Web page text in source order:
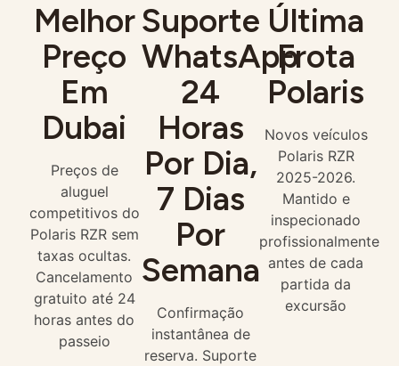
Melhor
Preço
Em
Dubai
Preços de
aluguel
competitivos do
Polaris RZR sem
taxas ocultas.
Cancelamento
gratuito até 24
horas antes do
passeio
Suporte
WhatsApp
24
Horas
Por Dia,
7 Dias
Por
Semana
Confirmação
instantânea de
reserva. Suporte
Última
Frota
Polaris
Novos veículos
Polaris RZR
2025-2026.
Mantido e
inspecionado
profissionalmente
antes de cada
partida da
excursão